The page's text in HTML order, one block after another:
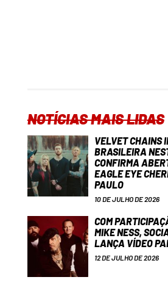
NOTÍCIAS MAIS LIDAS
VELVET CHAINS
BRASILEIRA
CONFIRMA
EAGLE EYE
PAULO
10 DE JULHO DE 2026
COM
MIKE NESS,
LANÇA VÍDEO
12 DE JULHO DE 2026